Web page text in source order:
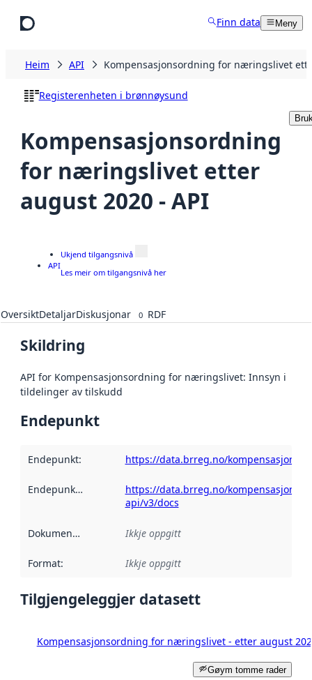
Finn data Meny
Heim API Kompensasjonsordning for næringslivet
Registerenheten i brønnøysund
Kompensasjonsordning
for næringslivet etter
august 2020 - API
API
Ukjend tilgangsnivå
Les meir om tilgangsnivå her
OversiktDetaljarDiskusjonar 0 RDF
Skildring
API for Kompensasjonsordning for næringslivet: Innsyn i
tildelinger av tilskudd
Endepunkt
Endepunkt: https://data.brreg.no/
Endepunktskildring
https://data.brreg.no/
api/v3/docs
Dokumentasjon Ikkje oppgitt
Format: Ikkje oppgitt
Tilgjengeleggjer datasett
Kompensasjonsordning for næringslivet - etter august
Gøym tomme rader